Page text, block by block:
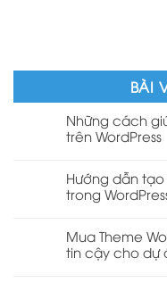
BÀI
Những cách
trên WordPress
Hướng dẫn
trong
Mua Theme
tin cậy cho dự